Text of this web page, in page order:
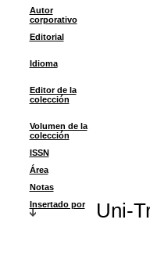
Autor
corporativo
Editorial
Idioma
Editor de la
colección
Volumen de la
colección
ISSN
Área
Notas
Insertado por
Uni-